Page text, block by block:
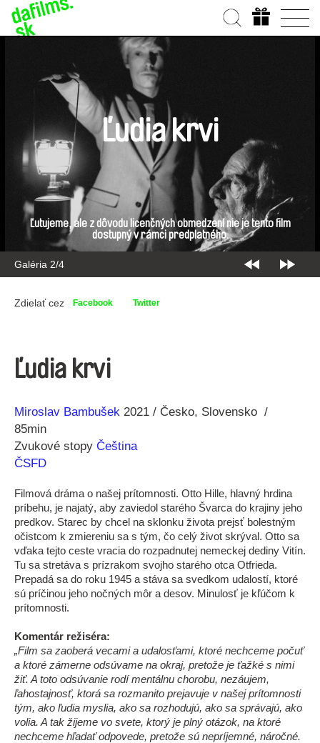
Galéria 2/4
Ľudia krvi
Ľutujeme, ale z dôvodu licenčných obmedzení nie je tento film
dostupný v rámci predplatného.
Zdielať cez Facebook Twitter
Ľudia krvi
Réžia
Miroslav Bambušek
Rok
výroby
2021 Česko Slovensko
85min
Zvukové stopy Čeština
ČSFD
Filmová dráma o našej prítomnosti. Otto Hille, hlavný hrdina
príbehu, je najatý, aby zaviedol starého Švarca do krajiny jeho
predkov. Starec by chcel na sklonku života prejsť bolestným
očistcom k zmiereniu sa s tým, čo celý život skrýval. Otto sa
vďaka tejto ceste vracia do rozpadnutej nemeckej dediny Vitín.
Tu sa stretáva s prízrakom svojho starého otca Otfrieda.
Prepadá sa do roku 1945 a stáva sa svedkom udalostí, ktoré
sú príčinou jeho nočných môr a desov. Minulosť je kľúčom k
prítomnosti.
Komentár režiséra:
„Film sa zaoberá vecami a udalosťami, ktoré nechceme počuť
a ktoré zámerne odsúvame na okraj, pretože je ťažké s nimi
žiť. A toto odsúvanie rodí mentálnu chorobu, nezáujem,
ľahostajnosť, ktorá sa rozmanito prejavuje v našej prítomnosti
tým, ako ľudia myslia, ako sa rozhodujú, ako sa správajú, ako
volia. A tak žijeme vo svete, ktorý je plný otázok, na ktoré
nechceme hľadať odpovede, pretože sú nepríjemné, náročné.